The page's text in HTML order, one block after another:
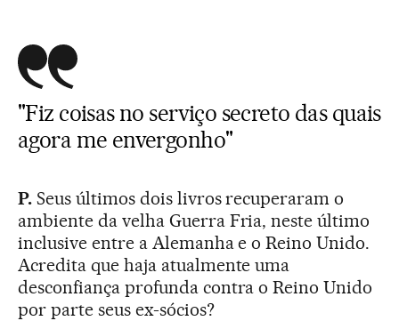
"Fiz coisas no serviço secreto das quais
agora me envergonho"
P. Seus últimos dois livros recuperaram o
ambiente da velha Guerra Fria, neste último
inclusive entre a Alemanha e o Reino Unido.
Acredita que haja atualmente uma
desconfiança profunda contra o Reino Unido
por parte seus ex-sócios?